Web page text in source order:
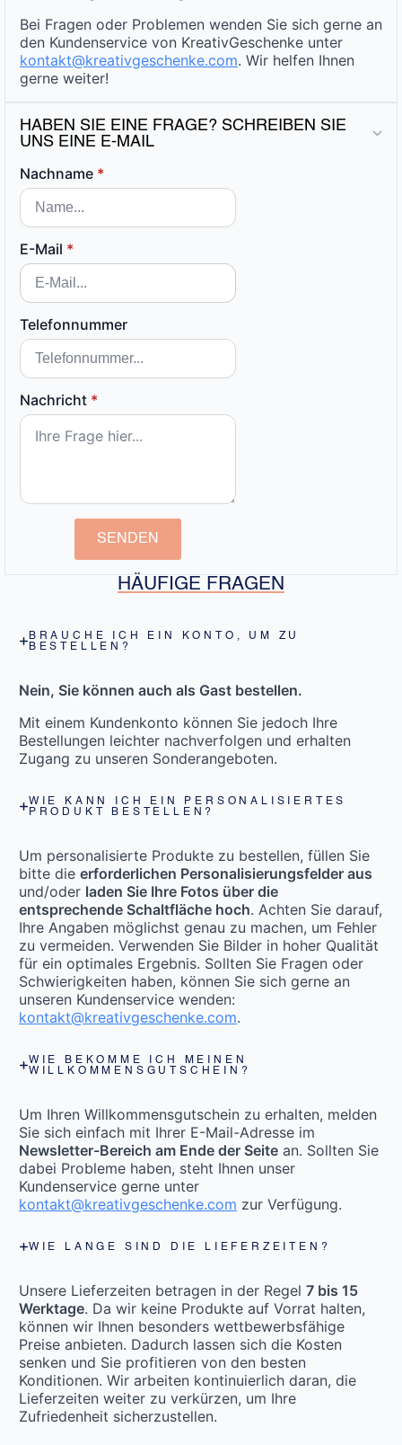
Bei Fragen oder Problemen wenden Sie sich gerne an
den Kundenservice von KreativGeschenke unter
kontakt@kreativgeschenke.com. Wir helfen Ihnen
gerne weiter!
HABEN SIE EINE FRAGE? SCHREIBEN SIE
UNS EINE E-MAIL
Nachname *
E-Mail *
Telefonnummer
Nachricht *
SENDEN
HÄUFIGE FRAGEN
BRAUCHE ICH EIN KONTO, UM ZU
BESTELLEN?
Nein, Sie können auch als Gast bestellen.
Mit einem Kundenkonto können Sie jedoch Ihre
Bestellungen leichter nachverfolgen und erhalten
Zugang zu unseren Sonderangeboten.
WIE KANN ICH EIN PERSONALISIERTES
PRODUKT BESTELLEN?
Um personalisierte Produkte zu bestellen, füllen Sie
bitte die erforderlichen Personalisierungsfelder aus
und/oder laden Sie Ihre Fotos über die
entsprechende Schaltfläche hoch. Achten Sie darauf,
Ihre Angaben möglichst genau zu machen, um Fehler
zu vermeiden. Verwenden Sie Bilder in hoher Qualität
für ein optimales Ergebnis. Sollten Sie Fragen oder
Schwierigkeiten haben, können Sie sich gerne an
unseren Kundenservice wenden:
kontakt@kreativgeschenke.com.
WIE BEKOMME ICH MEINEN
WILLKOMMENSGUTSCHEIN?
Um Ihren Willkommensgutschein zu erhalten, melden
Sie sich einfach mit Ihrer E-Mail-Adresse im
Newsletter-Bereich am Ende der Seite an. Sollten Sie
dabei Probleme haben, steht Ihnen unser
Kundenservice gerne unter
kontakt@kreativgeschenke.com zur Verfügung.
WIE LANGE SIND DIE LIEFERZEITEN?
Unsere Lieferzeiten betragen in der Regel 7 bis 15
Werktage. Da wir keine Produkte auf Vorrat halten,
können wir Ihnen besonders wettbewerbsfähige
Preise anbieten. Dadurch lassen sich die Kosten
senken und Sie profitieren von den besten
Konditionen. Wir arbeiten kontinuierlich daran, die
Lieferzeiten weiter zu verkürzen, um Ihre
Zufriedenheit sicherzustellen.